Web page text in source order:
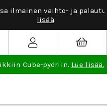
ja palautusoikeus.Lue
Cube-pyöriin. Lue lisää.